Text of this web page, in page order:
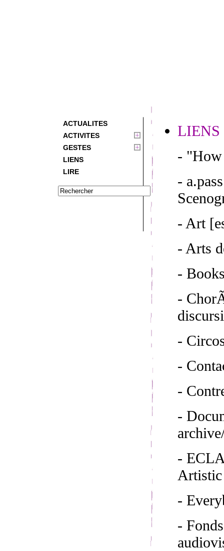
ACTUALITES
ACTIVITES
GESTES
LIENS
LIRE
LIENS
- "How
-
- Art
- Arts
-
-
-
-
-
-
-
Artistic
-
-